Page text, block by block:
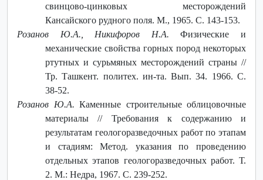
свинцово-цинковых месторождений
Кансайского рудного поля. М., 1965. С. 143-153.
Розанов Ю.А., Никифоров Н.А. Физические и
механические свойства горных пород некоторых
ртутных и сурьмяных месторождений страны //
Тр. Ташкент. политех. ин-та. Вып. 34. 1966. С.
38-52.
Розанов Ю.А. Каменные строительные облицовочные
материалы // Требования к содержанию и
результатам геологоразведочных работ по этапам
и стадиям: Метод. указания по проведению
отдельных этапов геологоразведочных работ. Т.
2. М.: Недра, 1967. С. 239-252.